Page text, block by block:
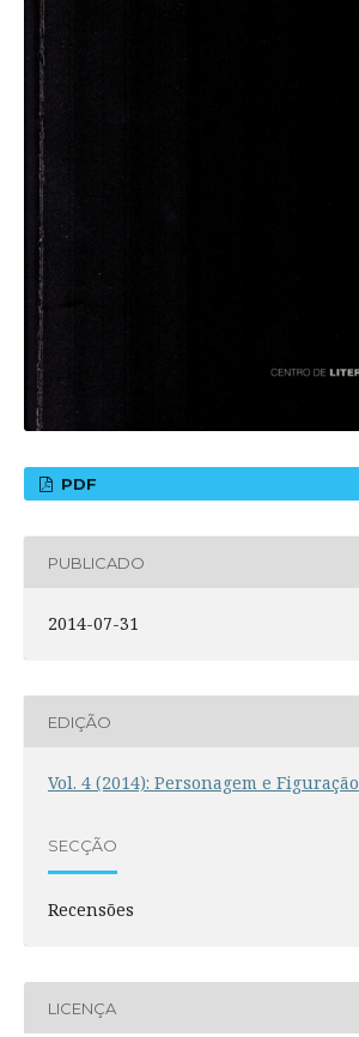
PDF
PUBLICADO
2014-07-31
EDIÇÃO
Vol. 4 (2014): Personagem e Figuração
SECÇÃO
Recensões
LICENÇA